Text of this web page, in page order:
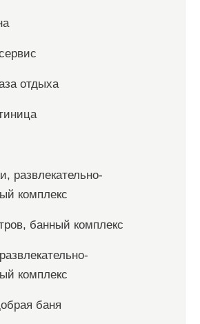
отдыха
развлекательно-
комплекс
банный комплекс
комплекс
баня